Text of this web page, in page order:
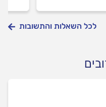
לכל השאלות והתשובות